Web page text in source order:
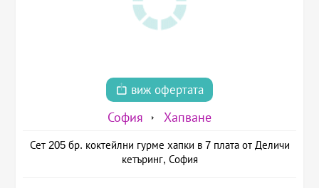
виж офертата
София Хапване
Сет 205 бр. коктейлни гурме хапки в 7 плата от Деличи
кетъринг, София